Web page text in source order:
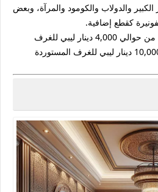
والدولاب والكومود والمرآة، وبعض
كقطع إضافية.
من حوالي 4,000 دينار ليبي
للغرف
دينار ليبي
للغرف المستوردة